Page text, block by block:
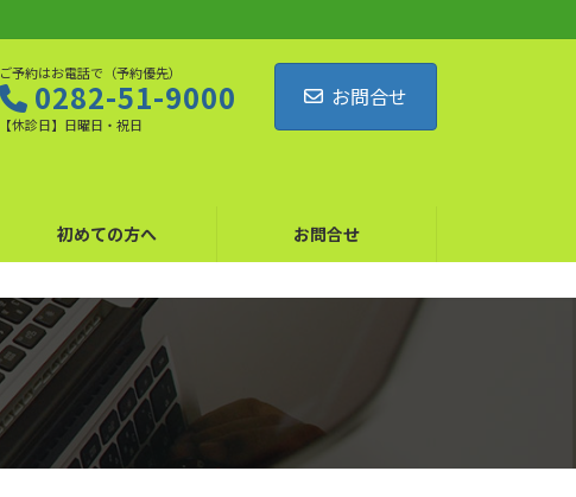
ご予約はお電話で（予約優先）
0282-51-9000
【休診日】日曜日・祝日
お問合せ
初めての方へ
お問合せ